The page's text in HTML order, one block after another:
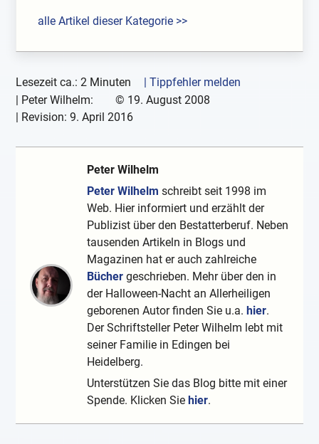
alle Artikel dieser Kategorie >>
Lesezeit ca.: 2 Minuten
| Tippfehler melden
Peter Wilhelm: © 19. August 2008
| Revision:9. April 2016
Peter Wilhelm
Peter Wilhelm schreibt seit 1998 im
Web. Hier informiert und erzählt der
Publizist über den Bestatterberuf. Neben
tausenden Artikeln in Blogs und
Magazinen hat er auch zahlreiche
Bücher geschrieben. Mehr über den in
der Halloween-Nacht an Allerheiligen
geborenen Autor finden Sie u.a. hier.
Der Schriftsteller Peter Wilhelm lebt mit
seiner Familie in Edingen bei
Heidelberg.
Unterstützen Sie das Blog bitte mit einer
Spende. Klicken Sie hier.